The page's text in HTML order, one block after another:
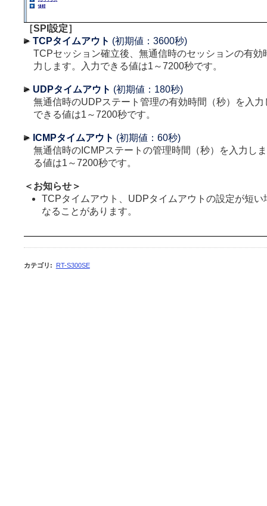
［SPI設定］
TCPタイムアウト (初期値：3600秒)
TCPセッション確立後、無通信時のセッションの有効
力します。入力できる値は1～7200秒です。
UDPタイムアウト (初期値：180秒)
無通信時のUDPステート管理の有効時間（秒）を入力
できる値は1～7200秒です。
ICMPタイムアウト (初期値：60秒)
無通信時のICMPステートの管理時間（秒）を入力し
る値は1～7200秒です。
＜お知らせ＞
TCPタイムアウト、UDPタイムアウトの設定が短い
なることがあります。
カテゴリ : RT-S300SE